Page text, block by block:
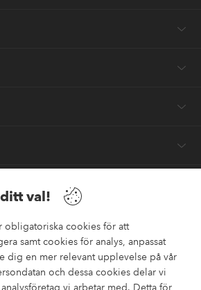
val!
obligatoriska cookies för att
samt cookies för analys, anpassat
dig en mer relevant upplevelse på vår
och dessa cookies delar vi
vi arbetar med. Detta för
Säkra betalningar